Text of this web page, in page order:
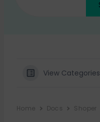
View Categories
Home Docs Shoper